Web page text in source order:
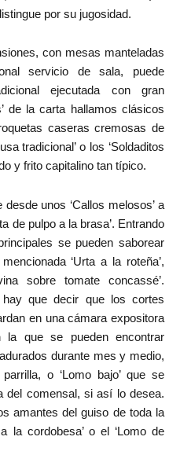
por su jugosidad.
con mesas manteladas
servicio de sala, puede
ejecutada con gran
de la carta hallamos clásicos
caseras cremosas de
tradicional’ o los ‘Soldaditos
y frito capitalino tan típico.
desde unos ‘Callos melosos’ a
de pulpo a la brasa’. Entrando
se pueden saborear
‘Urta a la roteña’,
sobre tomate concassé’.
que decir que los cortes
en una cámara expositora
que se pueden encontrar
durante mes y medio,
o ‘Lomo bajo’ que se
del comensal, si así lo desea.
amantes del guiso de toda la
la cordobesa’ o el ‘Lomo de